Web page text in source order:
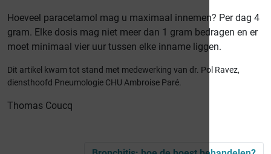
Hoeveel paracetamol mag u maximaal innemen? Per dag 4
gram. Elke dosis mag niet meer dan 1 gram bedragen en er
moet minimaal vier uur tussen elke inname liggen.
Dit artikel kwam tot stand met medewerking van dr. Pol Ravez,
diensthoofd Pneumologie CHU Ambroise Paré.
Thomas Coucq